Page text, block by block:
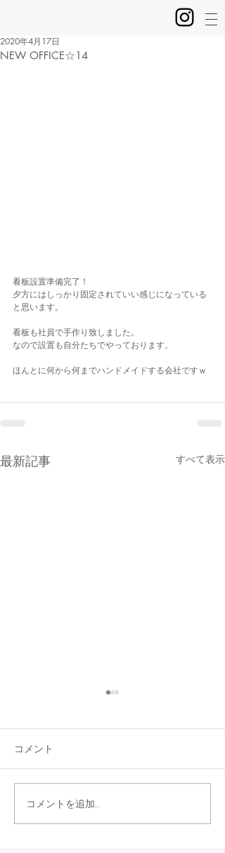
NEW OFFICE☆14
2020年4月17日
看板設置準備完了！
夕方にはしっかり固定されていい感じになっている
と思います。
看板も社員で手作り致しました。
なので設置も自分たちでやっております。
ほんとに何から何までハンドメイドする会社ですｗ
最新記事 すべて表示
今年の沖縄の気温はどこかお
かしい気がします。 平年な
らこの時期に長袖を着るなん
てことなかった気がするんで
すけど、私いまだに長袖で
コメント
コメントを追加…